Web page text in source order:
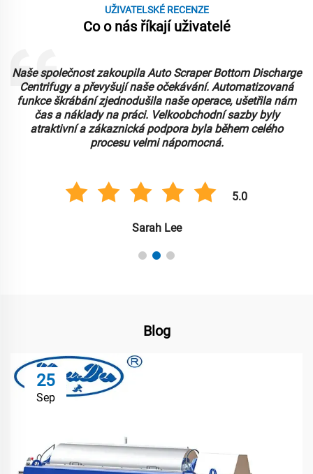
UŽIVATELSKÉ RECENZE
Co o nás říkají uživatelé
Naše společnost zakoupila Auto Scraper Bottom Discharge
Centrifugy a převyšují naše očekávání. Automatizovaná
funkce škrábání zjednodušila naše operace, ušetřila nám
čas a náklady na práci. Velkoobchodní sazby byly
atraktivní a zákaznická podpora byla během celého
procesu velmi nápomocná.
5.0
Sarah Lee
Blog
25
Sep